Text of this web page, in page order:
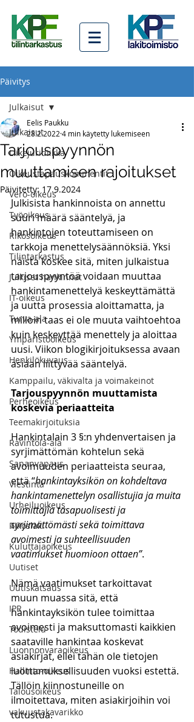
Päivitys
Julkaisut
Liikejuridiikka
Oikeustapauskommentit
Vero-oikeus
Työoikeus
Rikosoikeus
Tilintarkastus
Julkiset hankinnat
IT-oikeus
Turva-ala
Ympäristöoikeus
Henkilökuvaus
Kamppailu, väkivalta ja voimakeinot
Perheoikeus
Teemakirjoituksia
Ravintola-ala
Sananvapaus
Viestintä
Urheiluoikeus
Rikoslaki
Kuluttajaoikeus
Uutiset
Uutiskatsaus
IPR
Todistelu
Luonnonvaraoikeus
Hallinto-oikeus
Talousoikeus
vakuustakavarikko
Julkaisut
Tarjouspyynnön
muuttamisen rajoitukset
Eelis Paukku
28.2.2022 4 min käytetty lukemiseen
Päivitetty: 17.9.2024
Julkisista hankinnoista on annettu
suuri määrä sääntelyä, ja
hankintojen toteuttamiseen on
tarkkoja menettelysäännöksiä. Yksi
näistä koskee sitä, miten julkaistua
tarjouspyyntöä voidaan muuttaa
hankintamenettelyä keskeyttämättä
ja uutta prosessia aloittamatta, ja
milloin taas ei ole muuta vaihtoehtoa
kuin keskeyttää menettely ja aloittaa
uusi. Viikon blogikirjoituksessa avaan
asiaan liittyvää sääntelyä.
Tarjouspyynnön muuttamista
koskevia periaatteita
Hankintalain 3 §:n yhdenvertaisen ja
syrjimättömän kohtelun sekä
avoimuuden periaatteista seuraa,
että “hankintayksikön on kohdeltava
hankintamenettelyn osallistujia ja muita
toimittajia tasapuolisesti ja
syrjimättömästi sekä toimittava
avoimesti ja suhteellisuuden
vaatimukset huomioon ottaen”.
Nämä vaatimukset tarkoittavat
muun muassa sitä, että
hankintayksikön tulee toimittaa
avoimesti ja maksuttomasti kaikkien
saataville hankintaa koskevat
asiakirjat, ellei tähän ole tietojen
luottamuksellisuuden vuoksi estettä.
Tällöin kiinnostuneille on
ilmoitettava, miten asiakirjoihin voi
tutustua.